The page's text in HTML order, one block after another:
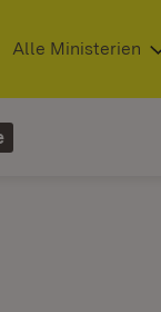
in neuem Fenster)
Alle Ministerien